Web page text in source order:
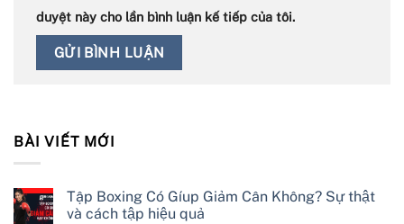
duyệt này cho lần bình luận kế tiếp của tôi.
BÀI VIẾT MỚI
Tập Boxing Có Gíup Giảm Cân Không? Sự thật
và cách tập hiệu quả